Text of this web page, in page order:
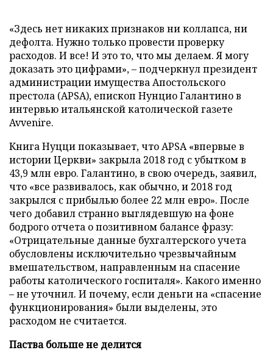
«Здесь нет никаких признаков ни коллапса, ни
дефолта. Нужно только провести проверку
расходов. И все! И это то, что мы делаем. Я могу
доказать это цифрами», – подчеркнул президент
администрации имущества Апостольского
престола (APSA), епископ Нунцио Галантино в
интервью итальянской католической газете
Avvenire.
Книга Нуцци показывает, что APSA «впервые в
истории Церкви» закрыла 2018 год с убытком в
43,9 млн евро. Галантино, в свою очередь, заявил,
что «все развивалось, как обычно, и 2018 год
закрылся с прибылью более 22 млн евро». После
чего добавил странно выглядевшую на фоне
бодрого отчета о позитивном балансе фразу:
«Отрицательные данные бухгалтерского учета
обусловлены исключительно чрезвычайным
вмешательством, направленным на спасение
работы католического госпиталя». Какого именно
– не уточнил. И почему, если деньги на «спасение
функционирования» были выделены, это
расходом не считается.
Паства больше не делится